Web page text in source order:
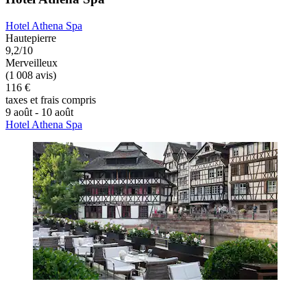
Hotel Athena Spa
Hautepierre
9,2/10
Merveilleux
(1 008 avis)
116 €
taxes et frais compris
9 août - 10 août
Hotel Athena Spa